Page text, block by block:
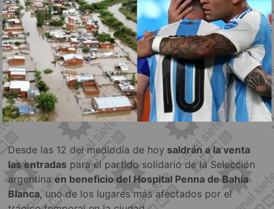
Desde las 12 del mediodía de hoy saldrán a la venta
las entradas para el partido solidario de la Selección
argentinaen beneficio del Hospital Penna de Bahía
Blanca, uno de los lugares más afectados por el